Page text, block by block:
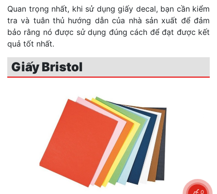
Quan trọng nhất, khi sử dụng giấy decal, bạn cần kiểm
tra và tuân thủ hướng dẫn của nhà sản xuất để đảm
bảo rằng nó được sử dụng đúng cách để đạt được kết
quả tốt nhất.
Giấy Bristol
0